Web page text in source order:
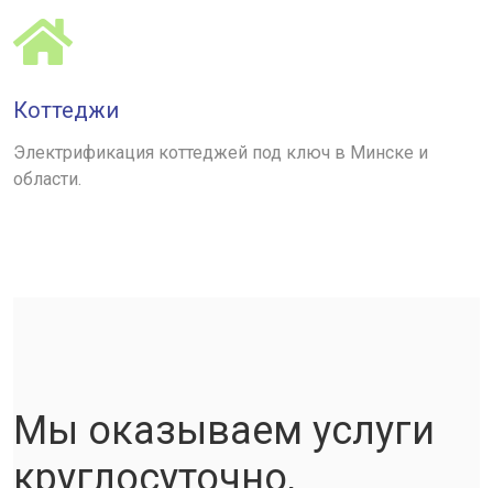
Коттеджи
Электрификация коттеджей под ключ в Минске и
области.
Мы оказываем услуги
круглосуточно,